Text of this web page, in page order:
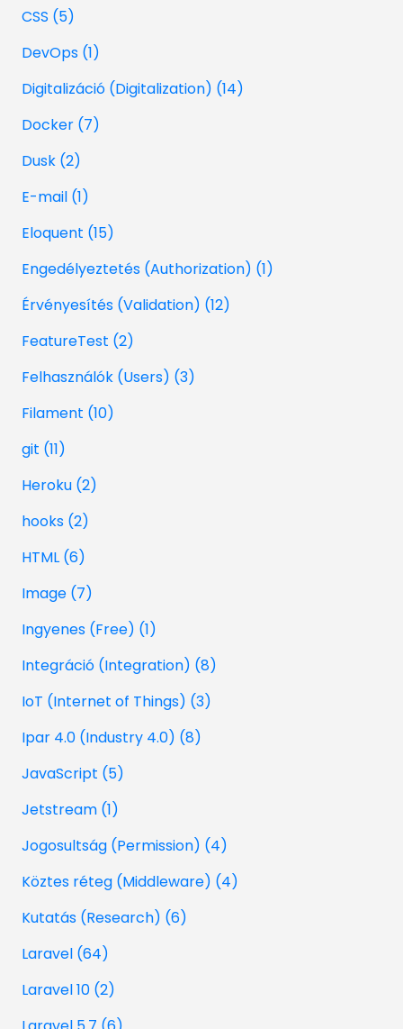
CSS (5)
DevOps (1)
Digitalizáció (Digitalization) (14)
Docker (7)
Dusk (2)
E-mail (1)
Eloquent (15)
Engedélyeztetés (Authorization) (1)
Érvényesítés (Validation) (12)
FeatureTest (2)
Felhasználók (Users) (3)
Filament (10)
git (11)
Heroku (2)
hooks (2)
HTML (6)
Image (7)
Ingyenes (Free) (1)
Integráció (Integration) (8)
IoT (Internet of Things) (3)
Ipar 4.0 (Industry 4.0) (8)
JavaScript (5)
Jetstream (1)
Jogosultság (Permission) (4)
Köztes réteg (Middleware) (4)
Kutatás (Research) (6)
Laravel (64)
Laravel 10 (2)